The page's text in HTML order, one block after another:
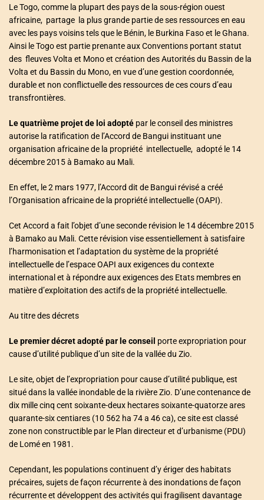
Le Togo, comme la plupart des pays de la sous-région ouest
africaine, partage la plus grande partie de ses ressources en eau
avec les pays voisins tels que le Bénin, le Burkina Faso et le Ghana.
Ainsi le Togo est partie prenante aux Conventions portant statut
des fleuves Volta et Mono et création des Autorités du Bassin de la
Volta et du Bassin du Mono, en vue d’une gestion coordonnée,
durable et non conflictuelle des ressources de ces cours d’eau
transfrontières.
Le quatrième projet de loi adopté par le conseil des ministres
autorise la ratification de l’Accord de Bangui instituant une
organisation africaine de la propriété intellectuelle, adopté le 14
décembre 2015 à Bamako au Mali.
En effet, le 2 mars 1977, l’Accord dit de Bangui révisé a créé
l’Organisation africaine de la propriété intellectuelle (OAPI).
Cet Accord a fait l’objet d’une seconde révision le 14 décembre 2015
à Bamako au Mali. Cette révision vise essentiellement à satisfaire
l’harmonisation et l’adaptation du système de la propriété
intellectuelle de l’espace OAPI aux exigences du contexte
international et à répondre aux exigences des Etats membres en
matière d’exploitation des actifs de la propriété intellectuelle.
Au titre des décrets
Le premier décret adopté par le conseil porte expropriation pour
cause d’utilité publique d’un site de la vallée du Zio.
Le site, objet de l’expropriation pour cause d’utilité publique, est
situé dans la vallée inondable de la rivière Zio. D’une contenance de
dix mille cinq cent soixante-deux hectares soixante-quatorze ares
quarante-six centiares (10 562 ha 74 a 46 ca), ce site est classé
zone non constructible par le Plan directeur et d’urbanisme (PDU)
de Lomé en 1981.
Cependant, les populations continuent d’y ériger des habitats
précaires, sujets de façon récurrente à des inondations de façon
récurrente et développent des activités qui fragilisent davantage